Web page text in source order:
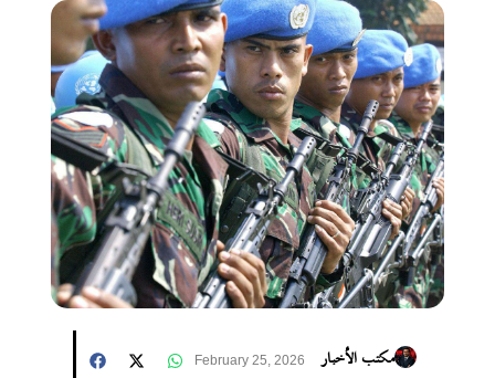
مكتب الأخبار February 25, 2026